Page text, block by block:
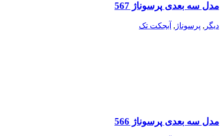
مدل سه بعدی پرسوناژ 567
دیگر , پرسوناژ , آبجکت تک
مدل سه بعدی پرسوناژ 566